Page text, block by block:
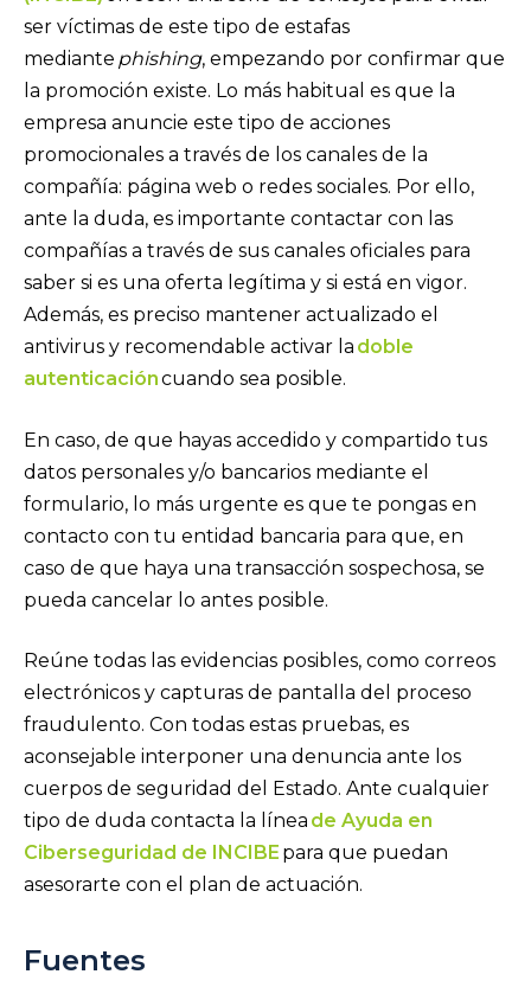
ser víctimas de este tipo de estafas
mediante phishing, empezando por confirmar que
la promoción existe. Lo más habitual es que la
empresa anuncie este tipo de acciones
promocionales a través de los canales de la
compañía: página web o redes sociales. Por ello,
ante la duda, es importante contactar con las
compañías a través de sus canales oficiales para
saber si es una oferta legítima y si está en vigor.
Además, es preciso mantener actualizado el
antivirus y recomendable activar la doble
autenticacióncuando sea posible.
En caso, de que hayas accedido y compartido tus
datos personales y/o bancarios mediante el
formulario, lo más urgente es que te pongas en
contacto con tu entidad bancaria para que, en
caso de que haya una transacción sospechosa, se
pueda cancelar lo antes posible.
Reúne todas las evidencias posibles, como correos
electrónicos y capturas de pantalla del proceso
fraudulento. Con todas estas pruebas, es
aconsejable interponer una denuncia ante los
cuerpos de seguridad del Estado. Ante cualquier
tipo de duda contacta la línea de Ayuda en
Ciberseguridad de INCIBE para que puedan
asesorarte con el plan de actuación.
Fuentes